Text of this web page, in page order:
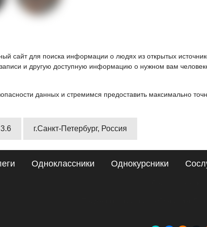
сайт для поиска информации о людях из открытых
и другую доступную информацию о нужном вам
данных и стремимся предоставить максимально
3.6 г.Санкт-Петербург, Россия
Одноклассники Однокурсники